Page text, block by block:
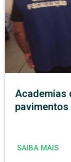
Academias
SAIBA MAIS